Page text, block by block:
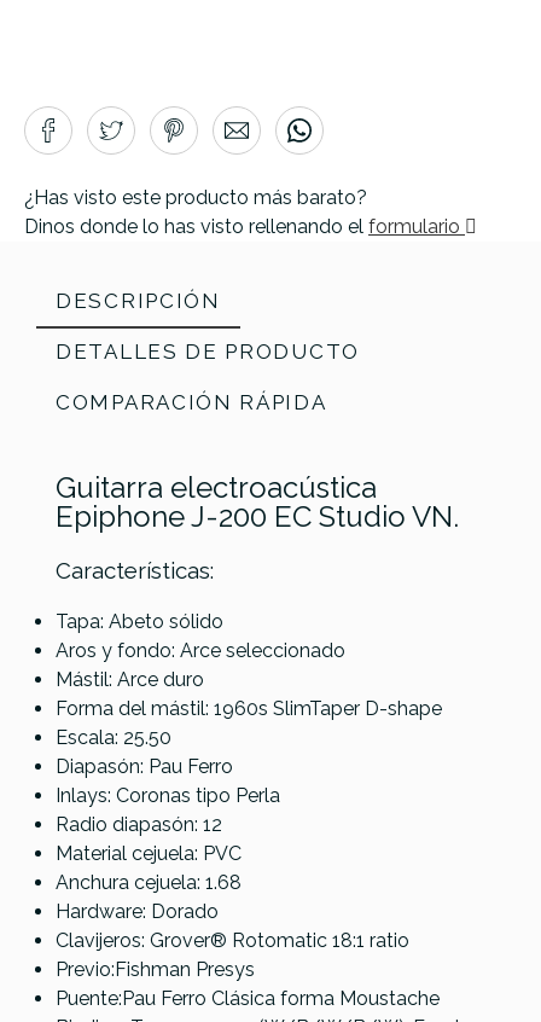
¿Has visto este producto más barato?
Dinos donde lo has visto rellenando el formulario
DESCRIPCIÓN
DETALLES DE PRODUCTO
COMPARACIÓN RÁPIDA
Guitarra electroacústica
Epiphone J-200 EC Studio VN.
Características:
Tapa: Abeto sólido
Aros y fondo: Arce seleccionado
Mástil: Arce duro
Forma del mástil: 1960s SlimTaper D-shape
Escala: 25.50
Diapasón: Pau Ferro
Inlays: Coronas tipo Perla
Radio diapasón: 12
Material cejuela: PVC
Anchura cejuela: 1.68
Hardware: Dorado
Clavijeros: Grover® Rotomatic 18:1 ratio
Previo:Fishman Presys
Puente:Pau Ferro Clásica forma Moustache
Referencia GUITACEEPI105
Epiphone
J-200 EC
Studio VS
Fender
Acoustasonic
Standard Tele
AGN
Sigma
BKW
TKF Tim
538,99 € 537,00 €
No hay características para comparar